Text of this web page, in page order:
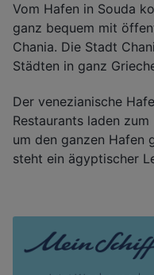
Vom Hafen in Souda
ganz bequem mit
Chania. Die Stadt
Städten in ganz
Der venezianische
Restaurants laden
um den ganzen Hafen
steht ein ägyptischer